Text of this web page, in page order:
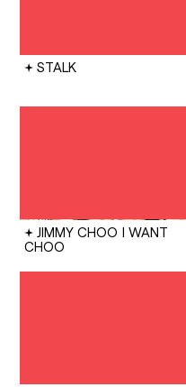
STALK
JIMMY CHOO I WANT
CHOO